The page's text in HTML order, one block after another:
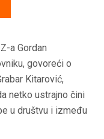
a Gordan
govoreći o
Kitarović,
netko ustrajno čini
u društvu i između